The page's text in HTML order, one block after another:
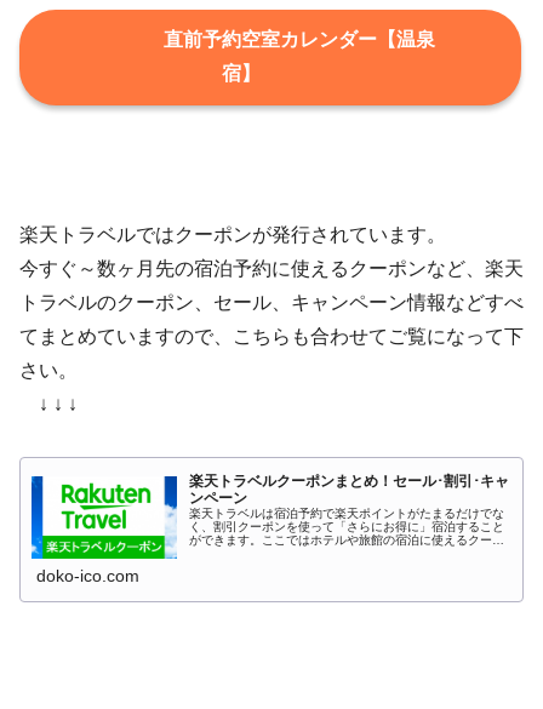
直前予約空室カレンダー【温泉
宿】
楽天トラベルではクーポンが発行されています。
今すぐ～数ヶ月先の宿泊予約に使えるクーポンなど、楽天
トラベルのクーポン、セール、キャンペーン情報などすべ
てまとめていますので、こちらも合わせてご覧になって下
さい。
↓ ↓ ↓
楽天トラベルクーポンまとめ！セール･割引･キャ
ンペーン
楽天トラベルは宿泊予約で楽天ポイントがたまるだけでな
く、割引クーポンを使って「さらにお得に」宿泊すること
ができます。ここではホテルや旅館の宿泊に使えるクーポ
doko-ico.com